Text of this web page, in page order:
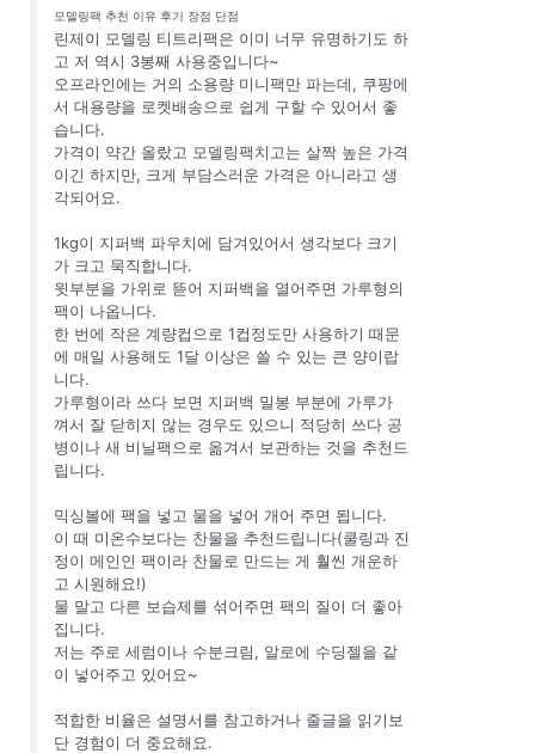
모델링팩 추천 이유 후기 장점 단점
린제이 모델링 티트리팩은 이미 너무 유명하기도 하
고 저 역시 3봉째 사용중입니다~
오프라인에는 거의 소용량 미니팩만 파는데, 쿠팡에
서 대용량을 로켓배송으로 쉽게 구할 수 있어서 좋
습니다.
가격이 약간 올랐고 모델링팩치고는 살짝 높은 가격
이긴 하지만, 크게 부담스러운 가격은 아니라고 생
각되어요.
1kg이 지퍼백 파우치에 담겨있어서 생각보다 크기
가 크고 묵직합니다.
윗부분을 가위로 뜯어 지퍼백을 열어주면 가루형의
팩이 나옵니다.
한 번에 작은 계량컵으로 1컵정도만 사용하기 때문
에 매일 사용해도 1달 이상은 쓸 수 있는 큰 양이랍
니다.
가루형이라 쓰다 보면 지퍼백 밀봉 부분에 가루가
껴서 잘 닫히지 않는 경우도 있으니 적당히 쓰다 공
병이나 새 비닐팩으로 옮겨서 보관하는 것을 추천드
립니다.
믹싱볼에 팩을 넣고 물을 넣어 개어 주면 됩니다.
이 때 미온수보다는 찬물을 추천드립니다(쿨링과 진
정이 메인인 팩이라 찬물로 만드는 게 훨씬 개운하
고 시원해요!)
물 말고 다른 보습제를 섞어주면 팩의 질이 더 좋아
집니다.
저는 주로 세럼이나 수분크림, 알로에 수딩젤을 같
이 넣어주고 있어요~
적합한 비율은 설명서를 참고하거나 줄글을 읽기보
단 경험이 더 중요해요.